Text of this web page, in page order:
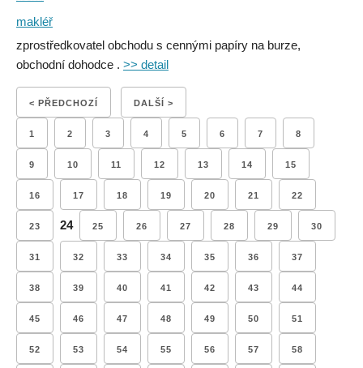
makléř
zprostředkovatel obchodu s cennými papíry na burze,
obchodní dohodce . >> detail
< PŘEDCHOZÍ DALŠÍ >
1 2 3 4 5 6 7 8
9 10 11 12 13 14 15
16 17 18 19 20 21 22
23 24 25 26 27 28 29 30
31 32 33 34 35 36 37
38 39 40 41 42 43 44
45 46 47 48 49 50 51
52 53 54 55 56 57 58